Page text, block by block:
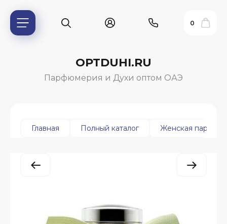
0
OPTDUHI.RU
Парфюмерия и Духи оптом ОАЭ
Главная Полный каталог Женская